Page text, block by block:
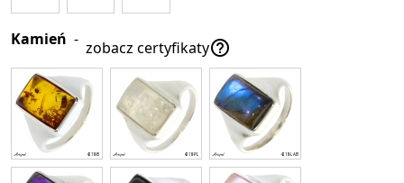
Kamień - zobacz certyfikaty